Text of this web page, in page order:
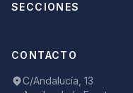
SECCIONES
CONTACTO
C/Andalucía, 13